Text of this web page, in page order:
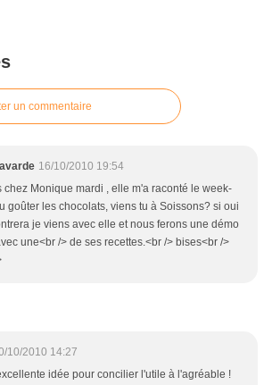
un commentaire
16/10/2010 19:54
chez Monique mardi , elle m'a raconté le week-
goûter les chocolats, viens tu à Soissons? si oui
je viens avec elle et nous ferons une démo
une<br /> de ses recettes.<br /> bises<br />
10/2010 14:27
idée pour concilier l'utile à l'agréable !